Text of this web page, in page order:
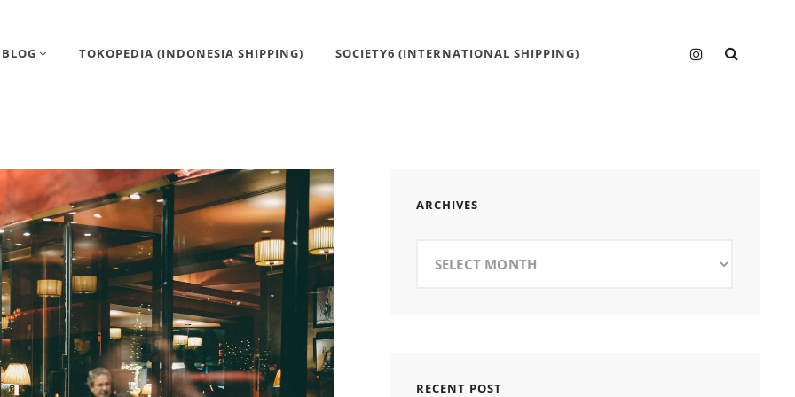
BLOG TOKOPEDIA (INDONESIA SHIPPING) SOCIETY6 (INTERNATIONAL SHIPPING) Instagram
ARCHIVES
RECENT POST